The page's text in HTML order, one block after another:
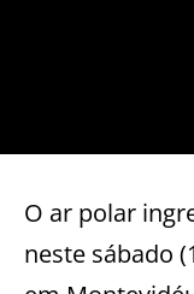
O ar polar
neste sábado